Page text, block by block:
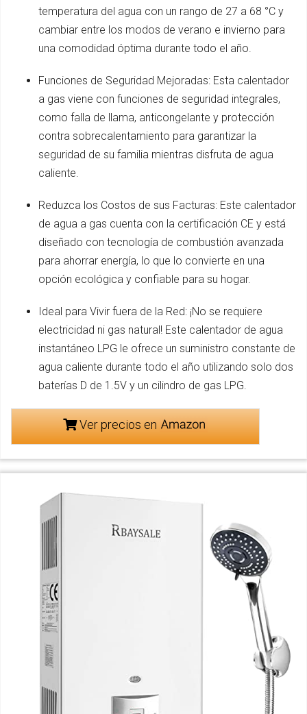
temperatura del agua con un rango de 27 a 68 °C y
cambiar entre los modos de verano e invierno para
una comodidad óptima durante todo el año.
Funciones de Seguridad Mejoradas: Esta calentador
a gas viene con funciones de seguridad integrales,
como falla de llama, anticongelante y protección
contra sobrecalentamiento para garantizar la
seguridad de su familia mientras disfruta de agua
caliente.
Reduzca los Costos de sus Facturas: Este calentador
de agua a gas cuenta con la certificación CE y está
diseñado con tecnología de combustión avanzada
para ahorrar energía, lo que lo convierte en una
opción ecológica y confiable para su hogar.
Ideal para Vivir fuera de la Red: ¡No se requiere
electricidad ni gas natural! Este calentador de agua
instantáneo LPG le ofrece un suministro constante de
agua caliente durante todo el año utilizando solo dos
baterías D de 1.5V y un cilindro de gas LPG.
Ver precios en